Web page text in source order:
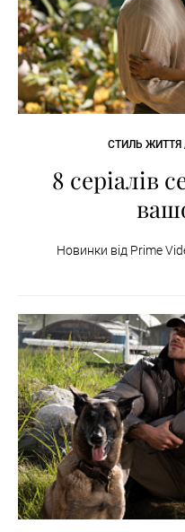
СТИЛЬ ЖИТТЯ
8 серіалів
Новинки від Prime